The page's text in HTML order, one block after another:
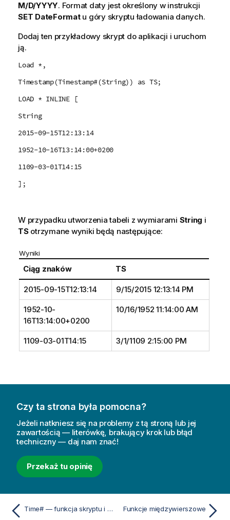
M/D/YYYY. Format daty jest określony w instrukcji
SET DateFormatu góry skryptu ładowania danych.
Dodaj ten przykładowy skrypt do aplikacji i uruchom
ją.
Load *,
Timestamp(Timestamp#(String)) as TS;
LOAD * INLINE [
String
2015-09-15T12:13:14
1952-10-16T13:14:00+0200
1109-03-01T14:15
];
W przypadku utworzenia tabeli z wymiarami String i
TSotrzymane wyniki będą następujące:
Wyniki
Ciąg znaków TS
2015-09-15T12:13:14 9/15/2015 12:13:14 PM
1952-10-
16T13:14:00+0200
10/16/1952 11:14:00 AM
1109-03-01T14:15 3/1/1109 2:15:00 PM
Czy ta strona była pomocna?
Jeżeli natkniesz się na problemy z tą stroną lub jej
zawartością — literówkę, brakujący krok lub błąd
techniczny — daj nam znać!
Przekaż tu opinię
Time# — funkcja skryptu i funkcja wykresu Funkcje międzywierszowe